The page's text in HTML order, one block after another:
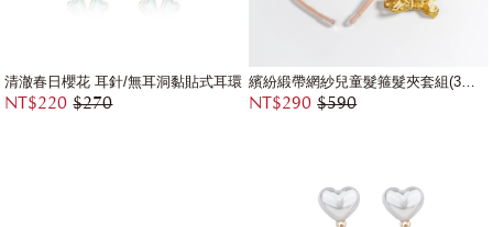
清澈春日櫻花 耳針/無耳洞黏貼式耳環
NT$220 $270 NT$290 $590